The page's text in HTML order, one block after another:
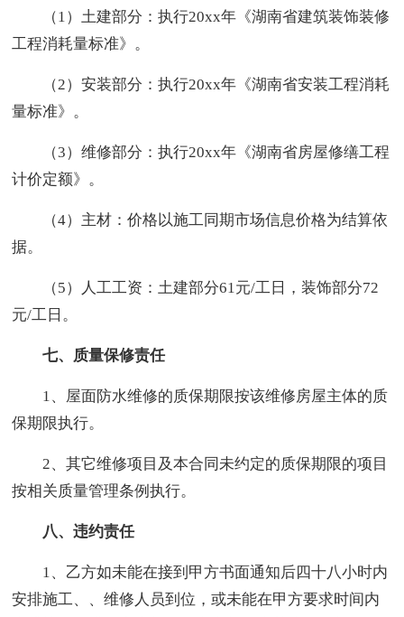
（1）土建部分：执行20xx年《湖南省建筑装饰装修
工程消耗量标准》。
（2）安装部分：执行20xx年《湖南省安装工程消耗
量标准》。
（3）维修部分：执行20xx年《湖南省房屋修缮工程
计价定额》。
（4）主材：价格以施工同期市场信息价格为结算依
据。
（5）人工工资：土建部分61元/工日，装饰部分72
元/工日。
七、质量保修责任
1、屋面防水维修的质保期限按该维修房屋主体的质
保期限执行。
2、其它维修项目及本合同未约定的质保期限的项目
按相关质量管理条例执行。
八、违约责任
1、乙方如未能在接到甲方书面通知后四十八小时内
安排施工、、维修人员到位，或未能在甲方要求时间内